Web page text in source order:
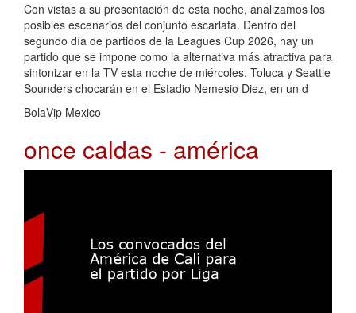
Con vistas a su presentación de esta noche, analizamos los
posibles escenarios del conjunto escarlata. Dentro del
segundo día de partidos de la Leagues Cup 2026, hay un
partido que se impone como la alternativa más atractiva para
sintonizar en la TV esta noche de miércoles. Toluca y Seattle
Sounders chocarán en el Estadio Nemesio Diez, en un d
BolaVip Mexico
once caldas - américa